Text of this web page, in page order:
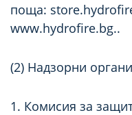
поща:
www.hydrofire.bg..
(2) Надзорни
1. Комисия за